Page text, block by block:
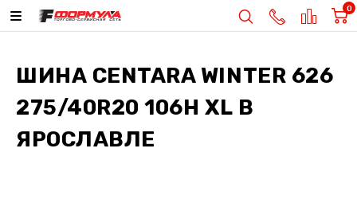
0
ШИНА CENTARA WINTER 626
275/40R20 106H XL В
ЯРОСЛАВЛЕ